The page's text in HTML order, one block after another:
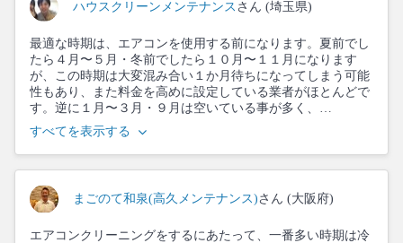
ハウスクリーンメンテナンス さん (埼玉県)
最適な時期は、エアコンを使用する前になります。夏前でし
たら４月〜５月・冬前でしたら１０月〜１１月になります
が、この時期は大変混み合い１か月待ちになってしまう可能
性もあり、また料金を高めに設定している業者がほとんどで
す。逆に１月〜３月・９月は空いている事が多く、…
すべてを表示する
まごのて和泉(高久メンテナンス) さん (大阪府)
エアコンクリーニングをするにあたって、一番多い時期は冷